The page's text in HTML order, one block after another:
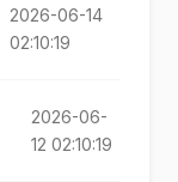
2026-06-14
02:10:19
2026-06-
12 02:10:19